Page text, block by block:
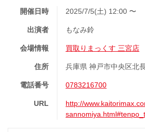
開催日時 2025/7/5(土) 12:00 〜
出演者 もなみ鈴
会場情報 買取りまっくす 三宮店
住所 兵庫県 神戸市中央区北
電話番号 0783216700
URL
http://